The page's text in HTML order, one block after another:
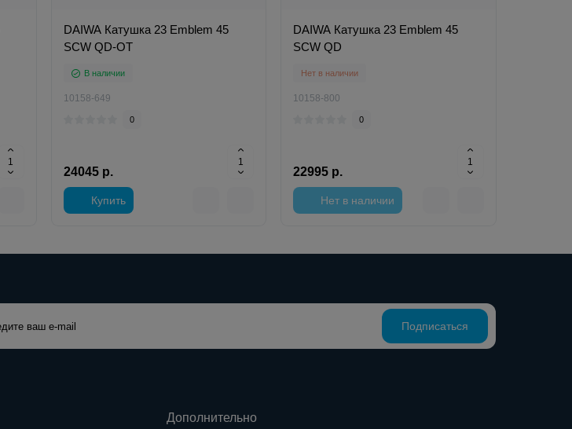
DAIWA Катушка 23 Emblem 45
SCW QD-OT
В наличии
10158-649
0
24045 р.
Купить
DAIWA Катушка 23 Emblem 45
SCW QD
Нет в наличии
10158-800
0
22995 р.
Нет в наличии
Подписаться
Дополнительно